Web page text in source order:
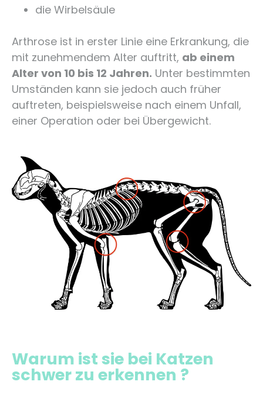
die Wirbelsäule
Arthrose ist in erster Linie eine Erkrankung, die
mit zunehmendem Alter auftritt, ab einem
Alter von 10 bis 12 Jahren. Unter bestimmten
Umständen kann sie jedoch auch früher
auftreten, beispielsweise nach einem Unfall,
einer Operation oder bei Übergewicht.
Warum ist sie bei Katzen
schwer zu erkennen ?